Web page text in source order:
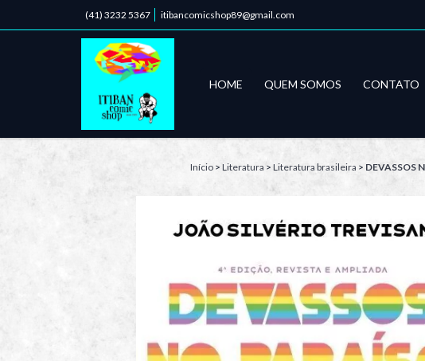
(41) 3232 5367 itibancomicshop89@gmail.com
HOME QUEM SOMOS CONTATO
Início > Literatura > Literatura brasileira > DEVASSOS